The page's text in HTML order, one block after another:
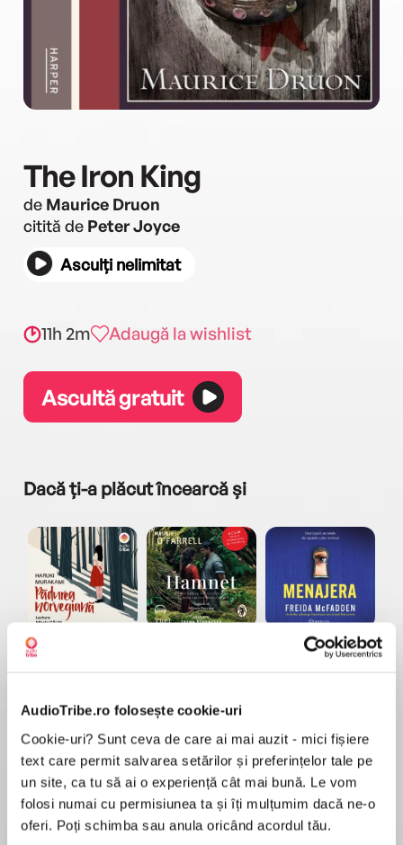
AudioTribe.ro folosește cookie-uri
Cookie-uri? Sunt ceva de care ai mai auzit - mici fișiere
text care permit salvarea setărilor și preferințelor tale pe
un site, ca tu să ai o experiență cât mai bună. Le vom
folosi numai cu permisiunea ta și îți mulțumim dacă ne-o
oferi. Poți schimba sau anula oricând acordul tău.
The Iron King
de Maurice Druon
citită de Peter Joyce
Asculți nelimitat
11h 2m Adaugă la wishlist
Ascultă gratuit
Dacă ți-a plăcut încearcă și
Pădurea norvegiană
Elita de Argint (Elita
de...
Dani Francis
Diavolul se îmbracă de
la...
Lauren Weisberger
Menajera
Freida McFadden
Migdală
Sohn Won-pyung